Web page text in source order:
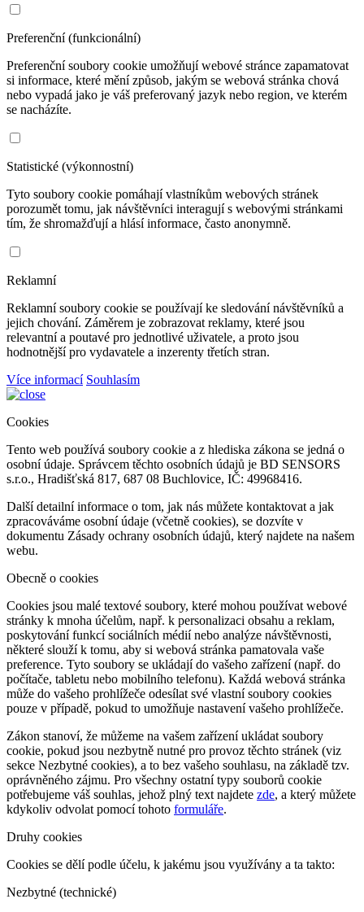
Preferenční (funkcionální)
Preferenční soubory cookie umožňují webové stránce zapamatovat
si informace, které mění způsob, jakým se webová stránka chová
nebo vypadá jako je váš preferovaný jazyk nebo region, ve kterém
se nacházíte.
Statistické (výkonnostní)
Tyto soubory cookie pomáhají vlastníkům webových stránek
porozumět tomu, jak návštěvníci interagují s webovými stránkami
tím, že shromažďují a hlásí informace, často anonymně.
Reklamní
Reklamní soubory cookie se používají ke sledování návštěvníků a
jejich chování. Záměrem je zobrazovat reklamy, které jsou
relevantní a poutavé pro jednotlivé uživatele, a proto jsou
hodnotnější pro vydavatele a inzerenty třetích stran.
Více informací Souhlasím
Cookies
Tento web používá soubory cookie a z hlediska zákona se jedná o
osobní údaje. Správcem těchto osobních údajů je BD SENSORS
s.r.o., Hradišťská 817, 687 08 Buchlovice, IČ: 49968416.
Další detailní informace o tom, jak nás můžete kontaktovat a jak
zpracováváme osobní údaje (včetně cookies), se dozvíte v
dokumentu Zásady ochrany osobních údajů, který najdete na našem
webu.
Obecně o cookies
Cookies jsou malé textové soubory, které mohou používat webové
stránky k mnoha účelům, např. k personalizaci obsahu a reklam,
poskytování funkcí sociálních médií nebo analýze návštěvnosti,
některé slouží k tomu, aby si webová stránka pamatovala vaše
preference. Tyto soubory se ukládají do vašeho zařízení (např. do
počítače, tabletu nebo mobilního telefonu). Každá webová stránka
může do vašeho prohlížeče odesílat své vlastní soubory cookies
pouze v případě, pokud to umožňuje nastavení vašeho prohlížeče.
Zákon stanoví, že můžeme na vašem zařízení ukládat soubory
cookie, pokud jsou nezbytně nutné pro provoz těchto stránek (viz
sekce Nezbytné cookies), a to bez vašeho souhlasu, na základě tzv.
oprávněného zájmu. Pro všechny ostatní typy souborů cookie
potřebujeme váš souhlas, jehož plný text najdete zde, a který můžete
kdykoliv odvolat pomocí tohoto formuláře.
Druhy cookies
Cookies se dělí podle účelu, k jakému jsou využívány a ta takto:
Nezbytné (technické)